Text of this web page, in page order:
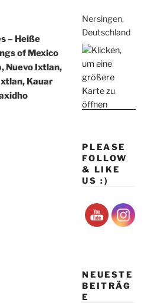
– Heiße
of Mexico
Nuevo Ixtlan,
Kauar
Nersingen,
Deutschland
PLEASE
FOLLOW
& LIKE
US :)
NEUESTE
BEITRÄG
E